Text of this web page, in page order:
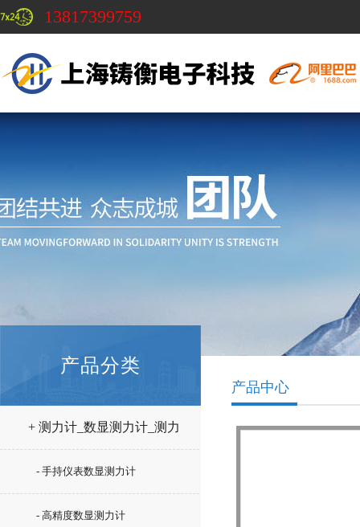
13817399759
产品分类
+ 测力计_数显测力计_测力
- 手持仪表数显测力计
- 高精度数显测力计
产品中心